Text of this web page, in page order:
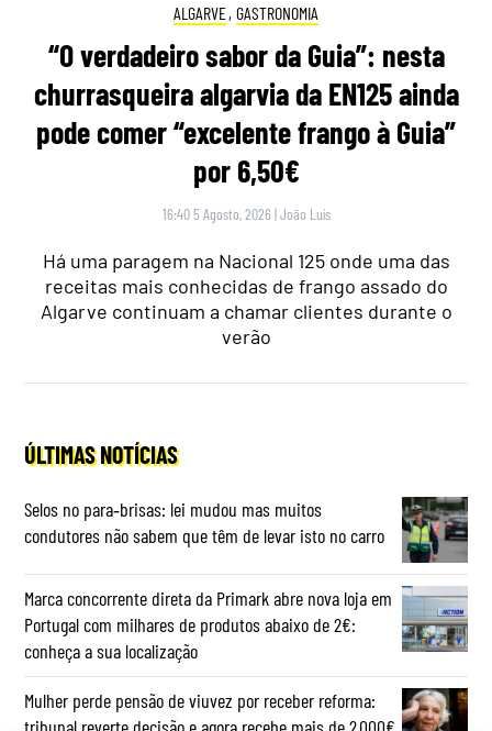
ALGARVE, GASTRONOMIA
“O verdadeiro sabor da Guia”: nesta
churrasqueira algarvia da EN125 ainda
pode comer “excelente frango à Guia”
por 6,50€
16:40 5 Agosto, 2026 |João Luís
Há uma paragem na Nacional 125 onde uma das
receitas mais conhecidas de frango assado do
Algarve continuam a chamar clientes durante o
verão
ÚLTIMAS NOTÍCIAS
Selos no para‑brisas: lei mudou mas muitos
condutores não sabem que têm de levar isto no carro
Marca concorrente direta da Primark abre nova loja em
Portugal com milhares de produtos abaixo de 2€:
conheça a sua localização
Mulher perde pensão de viuvez por receber reforma: